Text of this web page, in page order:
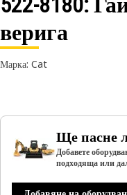
верига
Марка: Cat
Ще пасне
Добавете
подходяща или